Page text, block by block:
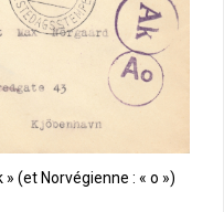
(et Norvégienne : « o »)